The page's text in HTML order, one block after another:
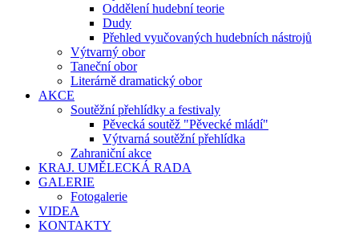
Oddělení hudební teorie
Dudy
Přehled vyučovaných hudebních nástrojů
Výtvarný obor
Taneční obor
Literárně dramatický obor
AKCE
Soutěžní přehlídky a festivaly
Pěvecká soutěž "Pěvecké mládí"
Výtvarná soutěžní přehlídka
Zahraniční akce
KRAJ. UMĚLECKÁ RADA
GALERIE
Fotogalerie
VIDEA
KONTAKTY